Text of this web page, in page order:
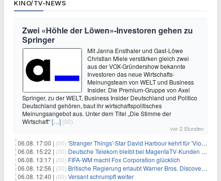
KINO/TV-NEWS
Zwei «Höhle der Löwen»-Investoren gehen zu
Springer
Mit Janna Ensthaler und Gast-Löwe
Christian Miele verstärken gleich zwei
aus der VOX-Gründershow bekannte
Investoren das neue Wirtschafts-
Meinungsteam von WELT und Business
Insider. Die Premium-Gruppe von Axel
Springer, zu der WELT, Business Insider Deutschland und Politico
Deutschland gehören, baut ihr wirtschaftspolitisches
Meinungsangebot aus. Unter dem Titel „Die Stimme der
Wirtschaft“[…] (00)
vor 2 Stunden
06.08. 17:00 | (00) 'Stranger Things'-Star David Harbour kehrt für 'Violent Night 2' zurück – Kristen Bell stößt zur Besetzung
06.08. 15:22 | (00) Deutsche Telekom bleibt bei MagentaTV-Kunden vage
06.08. 13:17 | (00) FIFA-WM macht Fox Corporation glücklich
06.08. 12:56 | (00) Britische Regierung erlaubt Warner Bros. Discovery-Übernahme
06.08. 12:40 | (00) Versant schrumpft weiter